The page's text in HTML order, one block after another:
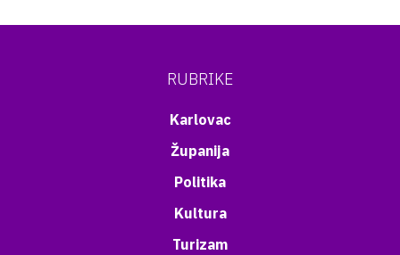
RUBRIKE
Karlovac
Županija
Politika
Kultura
Turizam